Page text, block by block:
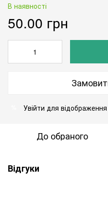
В наявності
50.00 грн
Увійти для
До обраного
Відгуки